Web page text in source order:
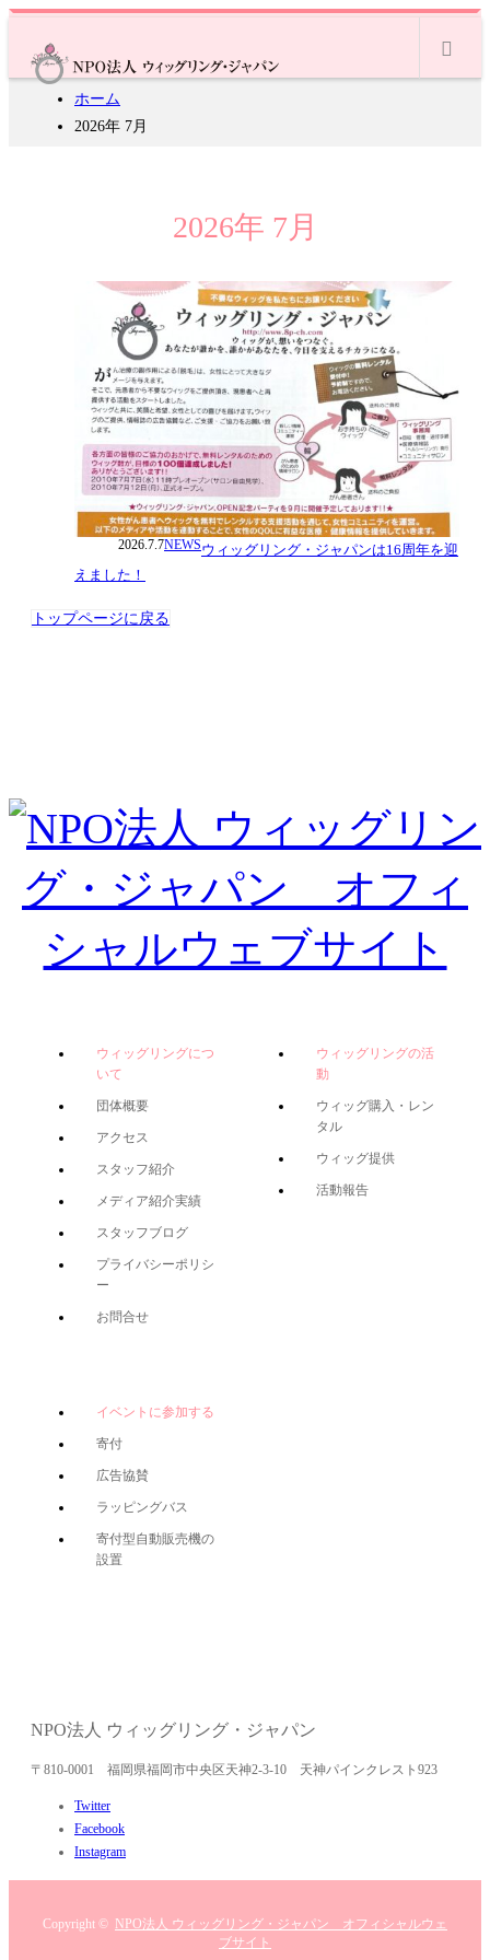
ホーム
2026年 7月
2026年 7月
2026.7.7NEWSウィッグリング・ジャパンは16周年を迎
えました！
トップページに戻る
ウィッグリングにつ
いて
団体概要
アクセス
スタッフ紹介
メディア紹介実績
スタッフブログ
プライバシーポリシ
ー
お問合せ
ウィッグリングの活
動
ウィッグ購入・レン
タル
ウィッグ提供
活動報告
イベントに参加する
寄付
広告協賛
ラッピングバス
寄付型自動販売機の
設置
NPO法人 ウィッグリング・ジャパン
〒810-0001 福岡県福岡市中央区天神2-3-10 天神パインクレスト923
Twitter
Facebook
Instagram
Copyright © NPO法人 ウィッグリング・ジャパン オフィシャルウェ
ブサイト